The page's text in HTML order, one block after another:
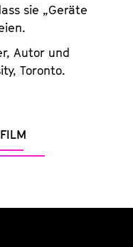
sie „Geräte
Autor und
Toronto.